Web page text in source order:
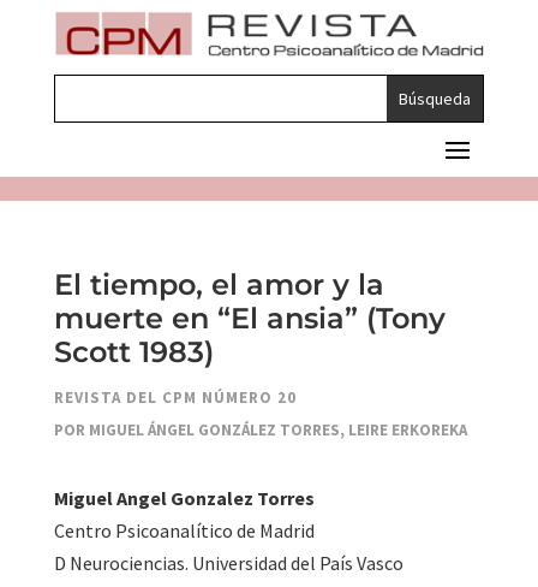
El tiempo, el amor y la
muerte en “El ansia” (Tony
Scott 1983)
REVISTA DEL CPM NÚMERO 20
POR MIGUEL ÁNGEL GONZÁLEZ TORRES, LEIRE ERKOREKA
Miguel Angel Gonzalez Torres
Centro Psicoanalítico de Madrid
D Neurociencias. Universidad del País Vasco